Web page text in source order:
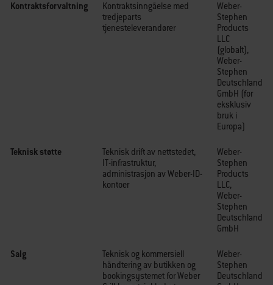
Kontraktsforvaltning
Kontraktsinngåelse med
tredjeparts
tjenesteleverandører
Weber-
Stephen
Products
LLC
(globalt),
Weber-
Stephen
Deutschland
GmbH (for
eksklusiv
bruk i
Europa)
Teknisk støtte
Teknisk drift av nettstedet,
IT-infrastruktur,
administrasjon av Weber-ID-
kontoer
Weber-
Stephen
Products
LLC,
Weber-
Stephen
Deutschland
GmbH
Salg
Teknisk og kommersiell
håndtering av butikken og
bookingsystemet for Weber
Weber-
Stephen
Deutschland